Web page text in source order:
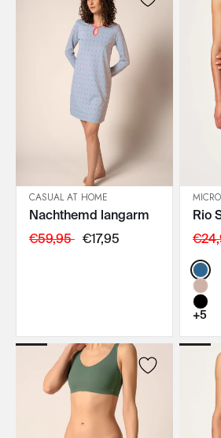
IN DEN WARENKORB
CASUAL AT HOME
Nachthemd langarm
€59,95 €17,95
Rio
Color:
+5